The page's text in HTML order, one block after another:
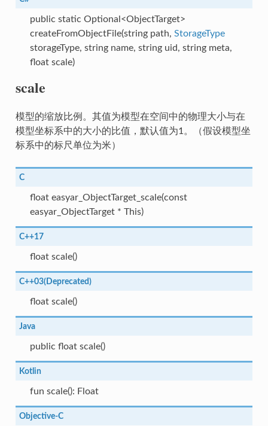
public static Optional<ObjectTarget>
createFromObjectFile(string path, StorageType
storageType, string name, string uid, string meta,
float scale)
scale
模型的缩放比例。其值为模型在空间中的物理大小与在
模型坐标系中的大小的比值，默认值为1。（假设模型坐
标系中的标尺单位为米）
C
float easyar_ObjectTarget_scale(const
easyar_ObjectTarget * This)
C++17
float scale()
C++03(Deprecated)
float scale()
Java
public float scale()
Kotlin
fun scale(): Float
Objective-C